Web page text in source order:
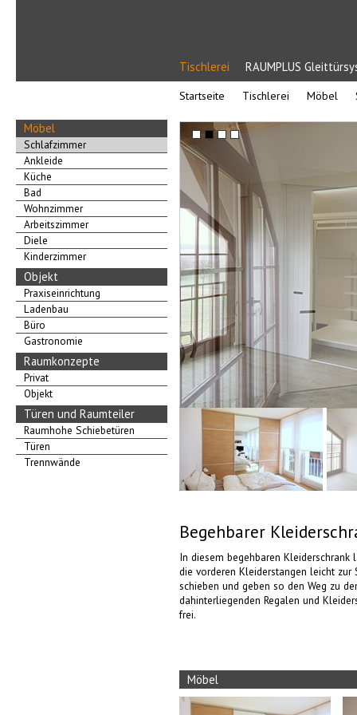
Tischlerei RAUMPLUS
Startseite Tischlerei Möbel
Möbel
Schlafzimmer
Ankleide
Küche
Bad
Wohnzimmer
Arbeitszimmer
Diele
Kinderzimmer
Objekt
Praxiseinrichtung
Ladenbau
Büro
Gastronomie
Raumkonzepte
Privat
Objekt
Türen und Raumteiler
Raumhohe Schiebetüren
Türen
Trennwände
Begehbarer
In diesem begehbaren Kleiderschrank
die vorderen Kleiderstangen leicht zur
schieben und geben so den Weg zu
dahinterliegenden Regalen und
frei.
Möbel